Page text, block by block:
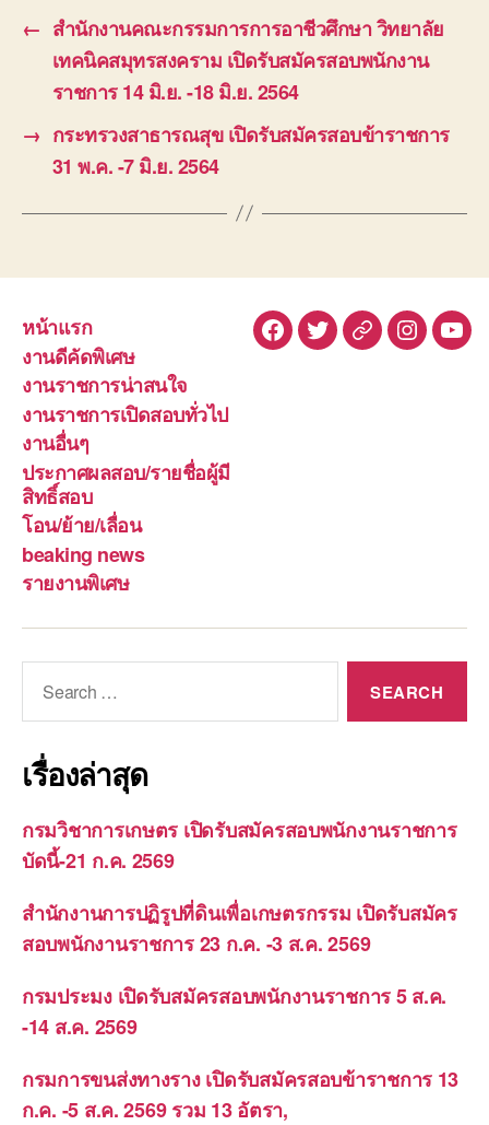
← สำนักงานคณะกรรมการการอาชีวศึกษา วิทยาลัย
เทคนิคสมุทรสงคราม เปิดรับสมัครสอบพนักงาน
ราชการ 14 มิ.ย. -18 มิ.ย. 2564
→ กระทรวงสาธารณสุข เปิดรับสมัครสอบข้าราชการ
31 พ.ค. -7 มิ.ย. 2564
หน้าแรก
งานดีคัดพิเศษ
งานราชการน่าสนใจ
งานราชการเปิดสอบทั่วไป
งานอื่นๆ
ประกาศผลสอบ/รายชื่อผู้มี
สิทธิ์สอบ
โอน/ย้าย/เลื่อน
beaking news
รายงานพิเศษ
Facebook
TwitterLine
เรื่องล่าสุด
กรมวิชาการเกษตร เปิดรับสมัครสอบพนักงานราชการ
บัดนี้-21 ก.ค. 2569
สำนักงานการปฏิรูปที่ดินเพื่อเกษตรกรรม เปิดรับสมัคร
สอบพนักงานราชการ 23 ก.ค. -3 ส.ค. 2569
กรมประมง เปิดรับสมัครสอบพนักงานราชการ 5 ส.ค.
-14 ส.ค. 2569
กรมการขนส่งทางราง เปิดรับสมัครสอบข้าราชการ 13
ก.ค. -5 ส.ค. 2569 รวม 13 อัตรา,